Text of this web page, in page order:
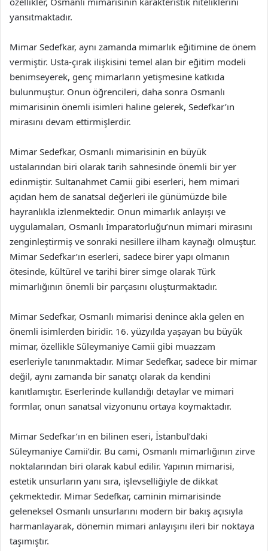
yansıtmaktadır.
Mimar Sedefkar, aynı zamanda mimarlık eğitimine de önem
vermiştir. Usta-çırak ilişkisini temel alan bir eğitim modeli
benimseyerek, genç mimarların yetişmesine katkıda
bulunmuştur. Onun öğrencileri, daha sonra Osmanlı
mimarisinin önemli isimleri haline gelerek, Sedefkar’ın
mirasını devam ettirmişlerdir.
Mimar Sedefkar, Osmanlı mimarisinin en büyük
ustalarından biri olarak tarih sahnesinde önemli bir yer
edinmiştir. Sultanahmet Camii gibi eserleri, hem mimari
açıdan hem de sanatsal değerleri ile günümüzde bile
hayranlıkla izlenmektedir. Onun mimarlık anlayışı ve
uygulamaları, Osmanlı İmparatorluğu’nun mimari mirasını
zenginleştirmiş ve sonraki nesillere ilham kaynağı olmuştur.
Mimar Sedefkar’ın eserleri, sadece birer yapı olmanın
ötesinde, kültürel ve tarihi birer simge olarak Türk
mimarlığının önemli bir parçasını oluşturmaktadır.
Mimar Sedefkar, Osmanlı mimarisi denince akla gelen en
önemli isimlerden biridir. 16. yüzyılda yaşayan bu büyük
mimar, özellikle Süleymaniye Camii gibi muazzam
eserleriyle tanınmaktadır. Mimar Sedefkar, sadece bir mimar
değil, aynı zamanda bir sanatçı olarak da kendini
kanıtlamıştır. Eserlerinde kullandığı detaylar ve mimari
formlar, onun sanatsal vizyonunu ortaya koymaktadır.
Mimar Sedefkar’ın en bilinen eseri, İstanbul’daki
Süleymaniye Camii’dir. Bu cami, Osmanlı mimarlığının zirve
noktalarından biri olarak kabul edilir. Yapının mimarisi,
estetik unsurların yanı sıra, işlevselliğiyle de dikkat
çekmektedir. Mimar Sedefkar, caminin mimarisinde
geleneksel Osmanlı unsurlarını modern bir bakış açısıyla
harmanlayarak, dönemin mimari anlayışını ileri bir noktaya
taşımıştır.